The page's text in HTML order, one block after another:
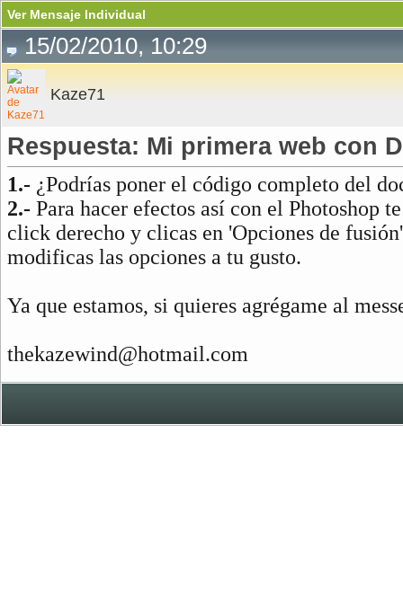
Ver Mensaje Individual
15/02/2010, 10:29
Kaze71
Respuesta: Mi primera web con
1.- ¿Podrías poner el código completo del
2.- Para hacer efectos así con el Photoshop
click derecho y clicas en 'Opciones de
modificas las opciones a tu gusto.
Ya que estamos, si quieres agrégame al
thekazewind@hotmail.com